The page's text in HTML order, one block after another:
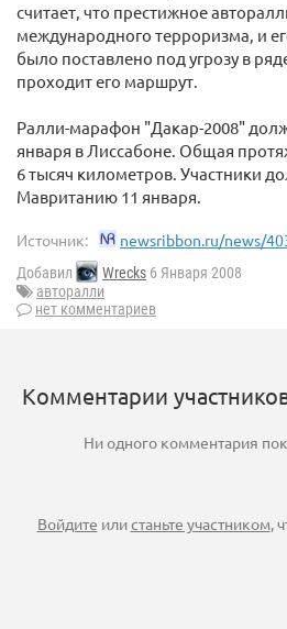
считает, что престижное
международного терроризма, и
было поставлено под угрозу в
проходит его маршрут.
Ралли-марафон "Дакар-2008"
января в Лиссабоне. Общая
6 тысяч километров. Участники
Мавританию 11 января.
Источник: newsribbon.ru/news/
Добавил Wrecks 6 Января 2008
авторалли
нет комментариев
Комментарии
Ни одного комментария
Войдите илистаньте участником,